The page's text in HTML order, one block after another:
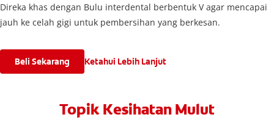
Direka khas dengan Bulu interdental berbentuk V agar mencapai
jauh ke celah gigi untuk pembersihan yang berkesan.
Beli Sekarang Ketahui Lebih Lanjut
Topik Kesihatan Mulut